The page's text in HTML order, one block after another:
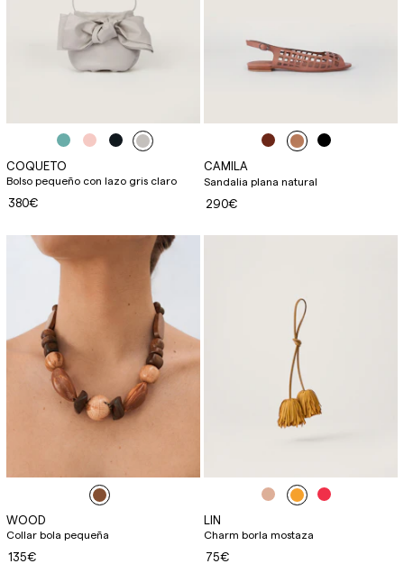
COQUETO
Bolso pequeño con lazo gris claro
380€
CAMILA
Sandalia plana natural
290€
WOOD
Collar bola pequeña
135€
LIN
Charm borla mostaza
75€